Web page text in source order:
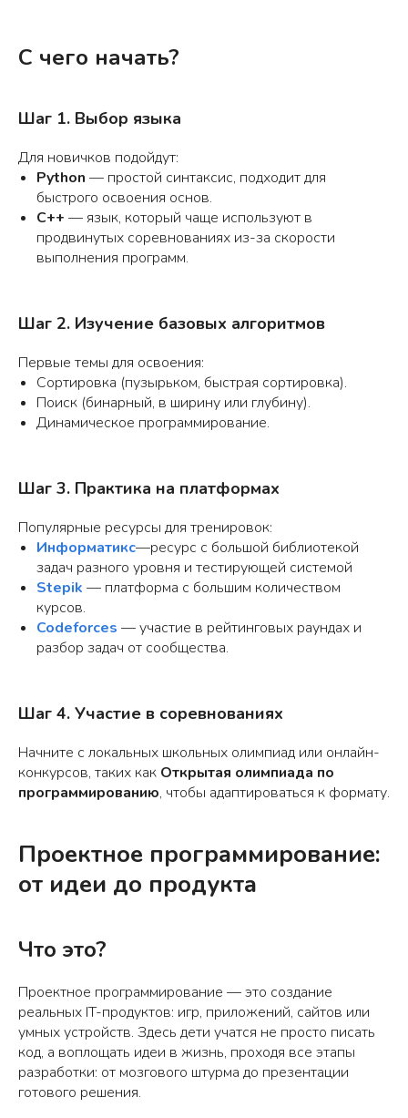
С чего начать?
Шаг 1. Выбор языка
Для новичков подойдут:
Python — простой синтаксис, подходит для
быстрого освоения основ.
C++ — язык, который чаще используют в
продвинутых соревнованиях из-за скорости
выполнения программ.
Шаг 2. Изучение базовых алгоритмов
Первые темы для освоения:
Сортировка (пузырьком, быстрая сортировка).
Поиск (бинарный, в ширину или глубину).
Динамическое программирование.
Шаг 3. Практика на платформах
Популярные ресурсы для тренировок:
Информатикс—ресурс с большой библиотекой
задач разного уровня и тестирующей системой
Stepik — платформа с большим количеством
курсов.
Codeforces — участие в рейтинговых раундах и
разбор задач от сообщества.
Шаг 4. Участие в соревнованиях
Начните с локальных школьных олимпиад или онлайн-
конкурсов, таких как Открытая олимпиада по
программированию, чтобы адаптироваться к формату.
Проектное программирование:
от идеи до продукта
Что это?
Проектное программирование — это создание
реальных IT-продуктов: игр, приложений, сайтов или
умных устройств. Здесь дети учатся не просто писать
код, а воплощать идеи в жизнь, проходя все этапы
разработки: от мозгового штурма до презентации
готового решения.